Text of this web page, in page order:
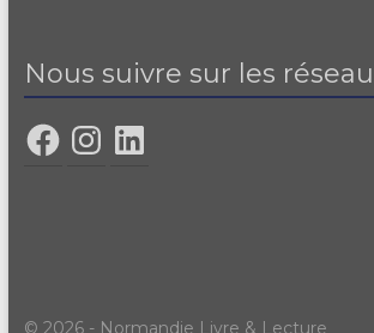
Nous suivre sur les
© 2026 - Normandie Livre & Lecture